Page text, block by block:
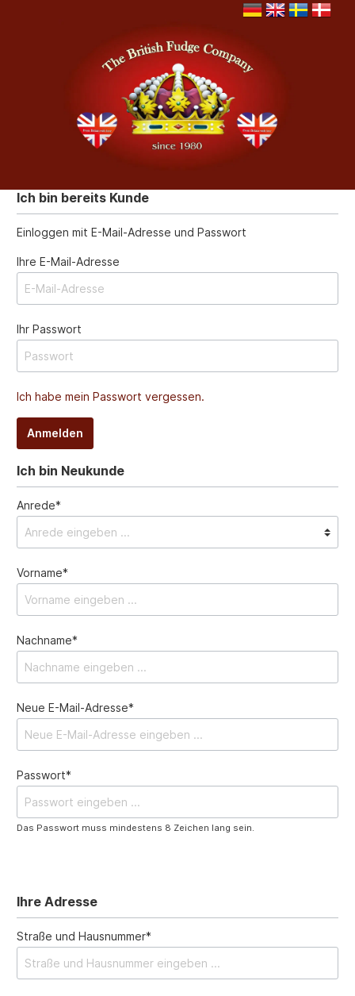
Ich bin bereits Kunde
Einloggen mit E-Mail-Adresse und Passwort
Ihre E-Mail-Adresse
Ihr Passwort
Ich habe mein Passwort vergessen.
Anmelden
Ich bin Neukunde
Anrede*
Vorname*
Nachname*
Neue E-Mail-Adresse*
Passwort*
Das Passwort muss mindestens 8 Zeichen lang sein.
Ihre Adresse
Straße und Hausnummer*